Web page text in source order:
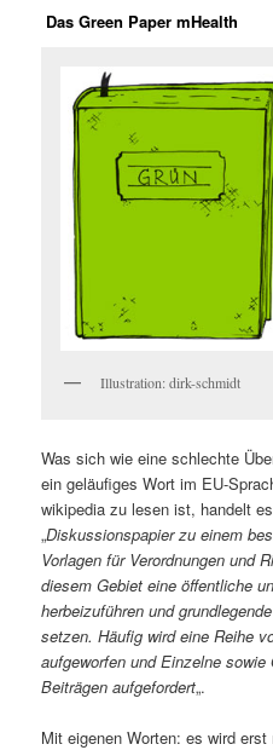
Das Green Paper mHealth
Illustration: dirk-schmidt
Was sich wie eine schlechte
ein geläufiges Wort im EU-
wikipedia zu lesen ist, handelt
„Diskussionspapier zu einem
Vorlagen für Verordnungen und
diesem Gebiet eine öffentliche
herbeizuführen und
setzen. Häufig wird eine Reihe
aufgeworfen und Einzelne
Beiträgen aufgefordert„.
Mit eigenen Worten: es wird